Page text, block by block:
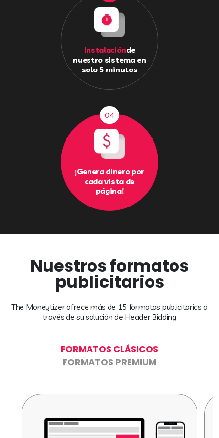
Instalaciónde
nuestro sistema en
solo 5 minutos
04
¡Genera dinero por
cada vista de
página!
Nuestros formatos
publicitarios
The Moneytizer ofrece más de 15 formatos publicitarios a
través de su solución de Header Bidding
FORMATOS CLÁSICOS
FORMATOS PREMIUM